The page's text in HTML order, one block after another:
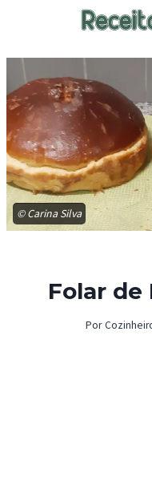
© Carina Silva
Folar de
Por